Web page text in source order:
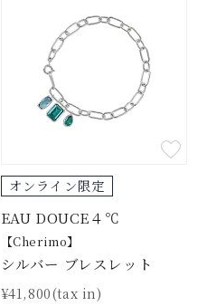
オンライン限定
EAU DOUCE４℃
【Cherimo】
シルバー ブレスレット
¥41,800(tax in)